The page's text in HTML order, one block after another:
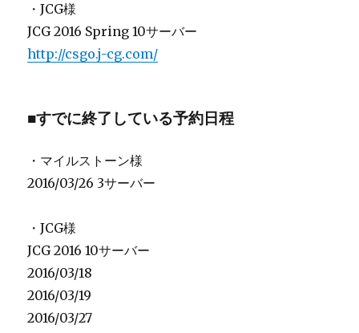
・JCG様
JCG 2016 Spring 10サーバー
http://csgo.j-cg.com/
■すでに終了している予約日程
・マイルストーン様
2016/03/26 3サーバー
・JCG様
JCG 2016 10サーバー
2016/03/18
2016/03/19
2016/03/27